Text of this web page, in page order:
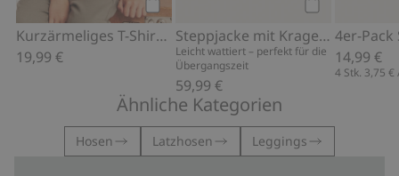
Kaufen
Kurzärmeliges T-Shirt mit Dinosauriern
19,99 €
Steppjacke mit Kragen aus Teddyfleece
Leicht wattiert – perfekt für die
Übergangszeit
59,99 €
14,99 €
4 Stk. 3,75 €
Ähnliche Kategorien
Hosen Latzhosen Leggings